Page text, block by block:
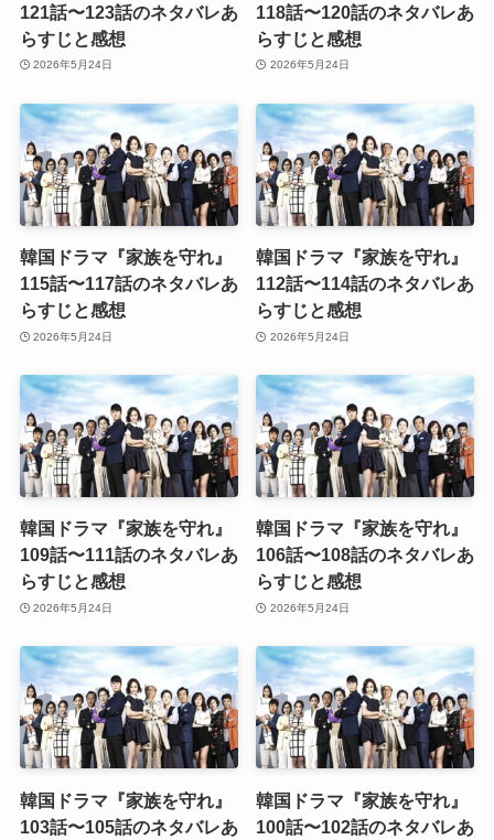
121話〜123話のネタバレあ
らすじと感想
2026年5月24日
118話〜120話のネタバレあ
らすじと感想
2026年5月24日
韓国ドラマ『家族を守れ』
115話〜117話のネタバレあ
らすじと感想
2026年5月24日
韓国ドラマ『家族を守れ』
112話〜114話のネタバレあ
らすじと感想
2026年5月24日
韓国ドラマ『家族を守れ』
109話〜111話のネタバレあ
らすじと感想
2026年5月24日
韓国ドラマ『家族を守れ』
106話〜108話のネタバレあ
らすじと感想
2026年5月24日
韓国ドラマ『家族を守れ』
103話〜105話のネタバレあ
韓国ドラマ『家族を守れ』
100話〜102話のネタバレあ